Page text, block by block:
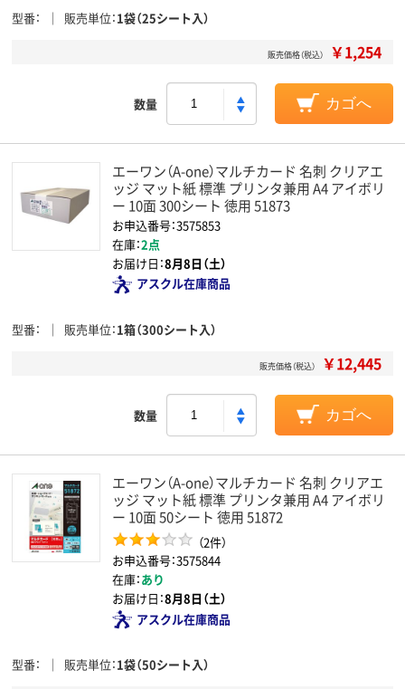
型番 販売単位 1袋（25シート入）
販売価格（税込） ￥1,254
数量 カゴへ
エーワン（A-one）マルチカード 名刺 クリアエ
ッジ マット紙 標準 プリンタ兼用 A4 アイボリ
ー 10面 300シート 徳用 51873
お申込番号：3575853
在庫：2点
お届け日：8月8日（土）
アスクル在庫商品
型番 販売単位 1箱（300シート入）
販売価格（税込） ￥12,445
数量 カゴへ
エーワン（A-one）マルチカード 名刺 クリアエ
ッジ マット紙 標準 プリンタ兼用 A4 アイボリ
ー 10面 50シート 徳用 51872
（2件）
お申込番号：3575844
在庫：あり
お届け日：8月8日（土）
アスクル在庫商品
型番 販売単位 1袋（50シート入）